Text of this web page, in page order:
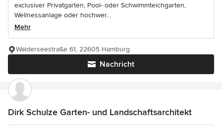
exclusiver Privatgarten, Pool- oder Schwimmteichgarten,
Wellnessanlage oder hochwer...
Mehr
Nachricht
Walderseestraße 61, 22605 Hamburg
Dirk Schulze Garten- und Landschaftsarchitekt